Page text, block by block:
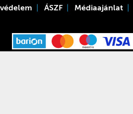
ÁSZF Médiaajánlat